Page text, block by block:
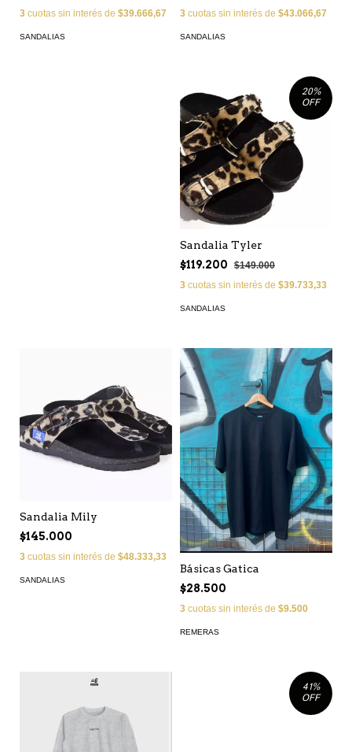
3 cuotas sin interés de $39.666,67
SANDALIAS
3 cuotas sin interés de $43.066,67
SANDALIAS
20%
OFF
Sandalia Tyler
$119.200
$149.000
3 cuotas sin interés de $39.733,33
SANDALIAS
Sandalia Mily
$145.000
3 cuotas sin interés de $48.333,33
SANDALIAS
Básicas Gatica
$28.500
3 cuotas sin interés de $9.500
REMERAS
41%
OFF